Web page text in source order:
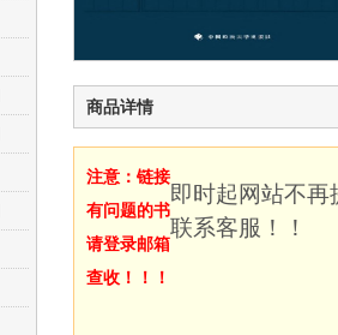
商品详情
注意：链接
有问题的书
请登录邮箱
查收！！！
即时起网站不
联系客服！！